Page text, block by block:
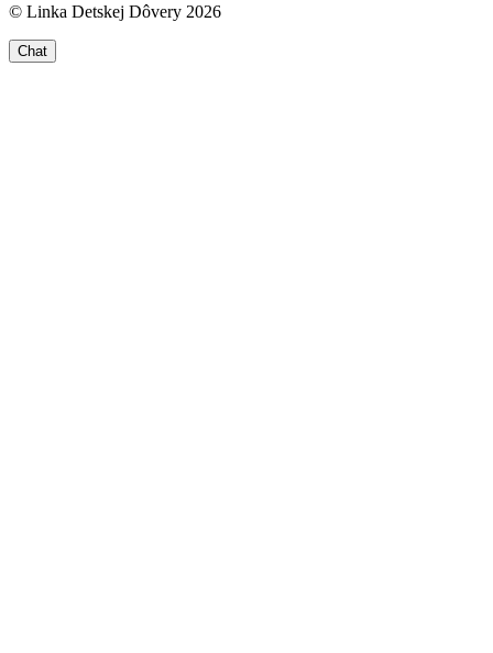
© Linka Detskej Dôvery 2026